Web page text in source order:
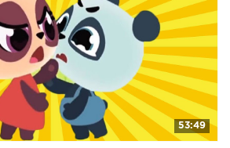
53:49